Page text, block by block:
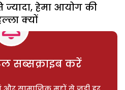
हेमा आयोग की
क्यों
सब्सक्राइब करें